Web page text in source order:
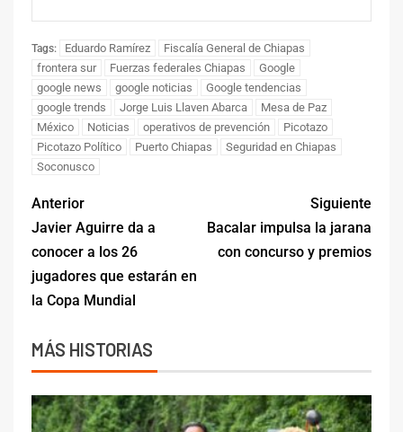
Tags: Eduardo Ramírez
Fiscalía General de Chiapas
frontera sur
Fuerzas federales Chiapas
Google
google news
google noticias
Google tendencias
google trends
Jorge Luis Llaven Abarca
Mesa de Paz
México
Noticias operativos de prevención
Picotazo
Picotazo Político
Puerto Chiapas
Seguridad en Chiapas
Soconusco
Anterior
Javier Aguirre da a
conocer a los 26
jugadores que estarán en
la Copa Mundial
Siguiente
Bacalar impulsa la jarana
con concurso y premios
MÁS HISTORIAS